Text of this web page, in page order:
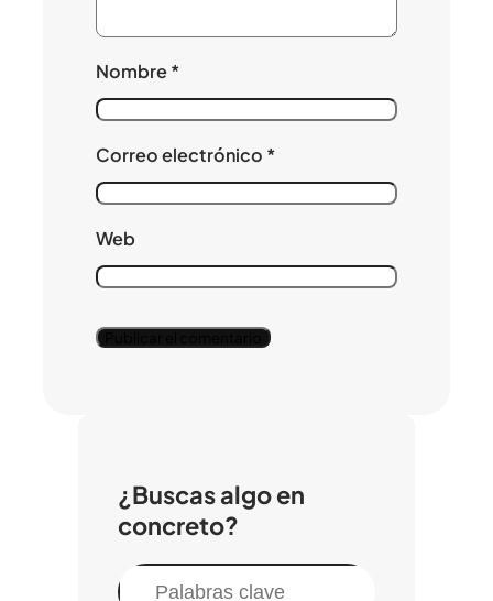
Nombre*
Correo electrónico *
Web
¿Buscas algo en
concreto?
B